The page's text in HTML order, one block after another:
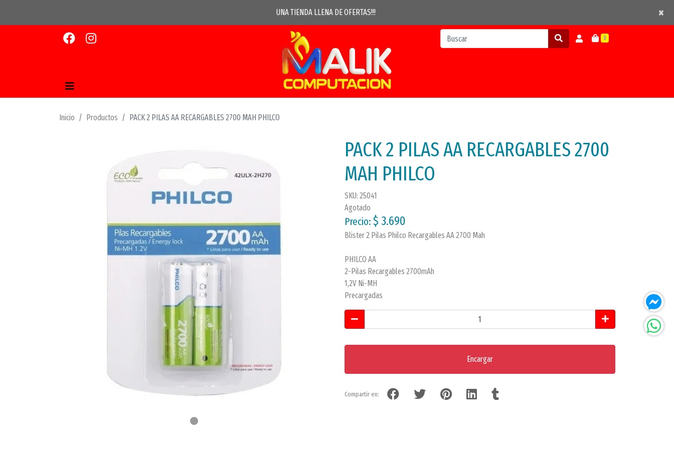
UNA TIENDA LLENA DE OFERTAS!!! ×
×
0
Inicio Productos PACK 2 PILAS AA RECARGABLES 2700 MAH PHILCO
PACK 2 PILAS AA RECARGABLES 2700
MAH PHILCO
SKU: 25041
Agotado
Precio: $ 3.690
Blister 2 Pilas Philco Recargables AA 2700 Mah
PHILCO AA
2-Pilas Recargables 2700mAh
1,2V Ni-MH
Precargadas
Encargar
Compartir en: